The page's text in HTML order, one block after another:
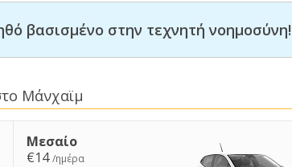
βασισμένο στην τεχνητή νοημοσύνη!
Μάνχαϊμ
Μεσαίο
€14/ημέρα